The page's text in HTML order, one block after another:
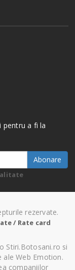
pentru a fi la
Abonare
rezervate.
/ Rate card
Stiri.Botosani.ro si
Web Emotion.
companiilor